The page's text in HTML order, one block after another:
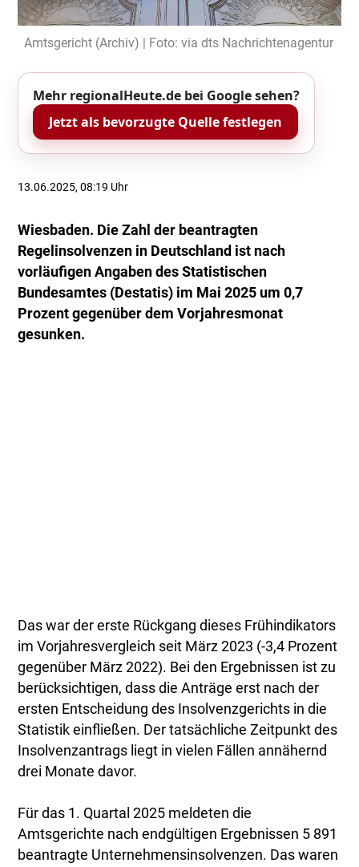
Amtsgericht (Archiv) | Foto: via dts Nachrichtenagentur
Mehr regionalHeute.de bei Google sehen?
Jetzt als bevorzugte Quelle festlegen
13.06.2025, 08:19 Uhr
Wiesbaden. Die Zahl der beantragten
Regelinsolvenzen in Deutschland ist nach
vorläufigen Angaben des Statistischen
Bundesamtes (Destatis) im Mai 2025 um 0,7
Prozent gegenüber dem Vorjahresmonat
gesunken.
Das war der erste Rückgang dieses Frühindikators
im Vorjahresvergleich seit März 2023 (-3,4 Prozent
gegenüber März 2022). Bei den Ergebnissen ist zu
berücksichtigen, dass die Anträge erst nach der
ersten Entscheidung des Insolvenzgerichts in die
Statistik einfließen. Der tatsächliche Zeitpunkt des
Insolvenzantrags liegt in vielen Fällen annähernd
drei Monate davor.
Für das 1. Quartal 2025 meldeten die
Amtsgerichte nach endgültigen Ergebnissen 5 891
beantragte Unternehmensinsolvenzen. Das waren